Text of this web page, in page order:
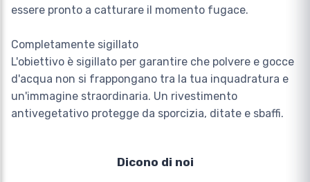
essere pronto a catturare il momento fugace.
Completamente sigillato
L'obiettivo è sigillato per garantire che polvere e gocce
d'acqua non si frappongano tra la tua inquadratura e
un'immagine straordinaria. Un rivestimento
antivegetativo protegge da sporcizia, ditate e sbaffi.
Dicono di noi